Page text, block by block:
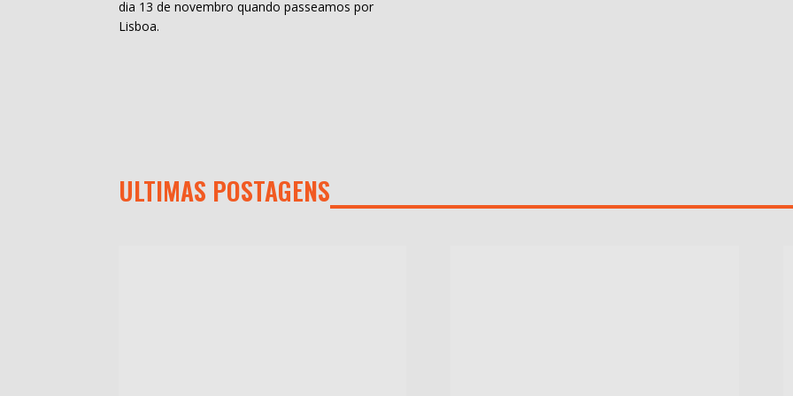
dia 13 de novembro quando passeamos por
Lisboa.
ULTIMAS POSTAGENS